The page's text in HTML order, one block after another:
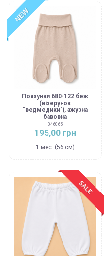
NEW
Повзунки 680-122 беж
(візерунок
"ведмедики"), ажурна
бавовна
046065
195,00 грн
1 мес. (56 см)
SALE